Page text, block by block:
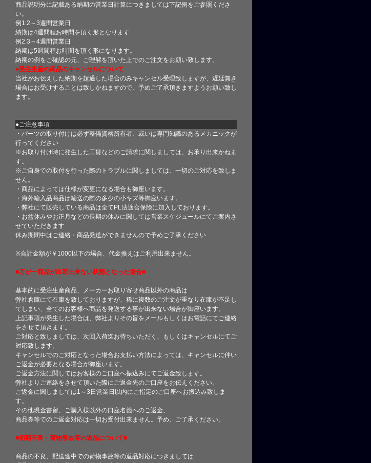
商品説明分に記載ある納期の営業日計算につきましては下記例をご参照くださ
い。
例1:2～3週間営業日
納期は4週間程お時間を頂く形となります
例2:3～4週間営業日
納期は5週間程お時間を頂く形になります。
納期の例をご確認の元、ご理解を頂いた上でのご注文をお願い致します。
●受注生産の商品のキャンセルについて
当社がお伝えした納期を超過した場合のみキャンセル受理致しますが、遅延無き
場合はお受けすることは致しかねますので、予めご了承頂きますようお願い致し
ます。
●ご注意事項
・パーツの取り付けは必ず整備資格所有者、或いは専門知識のあるメカニックが
行ってください
※お取り付け時に発生した工賃などのご請求に関しましては、お承り出来かねま
す。
※ご自身での取付を行った際のトラブルに関しましては、一切のご対応を致しま
せん。
・商品によっては仕様が変更になる場合も御座います。
・海外輸入品商品は輸送の際の多少の小キズ等御座います。
・弊社にて販売している商品は全てPL法適合保険に加入しております。
・お盆休みやお正月などの長期の休みに関しては営業スケジュールにてご案内さ
せていただきます
休み期間中はご連絡・商品発送ができませんので予めご了承ください
※合計金額が￥1000以下の場合、代金換えはご利用出来ません。
■万が一商品が出荷出来ない状態となった場合■
基本的に受注生産商品、メーカーお取り寄せ商品以外の商品は
弊社倉庫にて在庫を致しておりますが、稀に複数のご注文が重なり在庫が不足し
てしまい、全てのお客様へ商品を発送する事が出来ない場合が御座います。
上記事項が発生した場合は、弊社よりその旨をメールもしくはお電話にてご連絡
をさせて頂きます。
ご対応と致しましては、次回入荷迄お待ちいただく、もしくはキャンセルにてご
対応致します。
キャンセルでのご対応となった場合お支払い方法によっては、キャンセルに伴い
ご返金が必要となる場合が御座います。
ご返金方法に関してはお客様のご口座へ振込みにてご返金致します。
弊社よりご連絡をさせて頂いた際にご返金先のご口座をお伝えください。
ご返金に関しましては1～3日営業日以内にご指定のご口座へお振込み致しま
す。
その他現金書留、ご購入様以外の口座名義へのご返金、
商品券等でのご返金対応は一切お受付出来ません。予め、ご了承ください。
■初期不良・荷物事故等の返品について■
商品の不良、配送途中での荷物事故等の返品対応につきましては